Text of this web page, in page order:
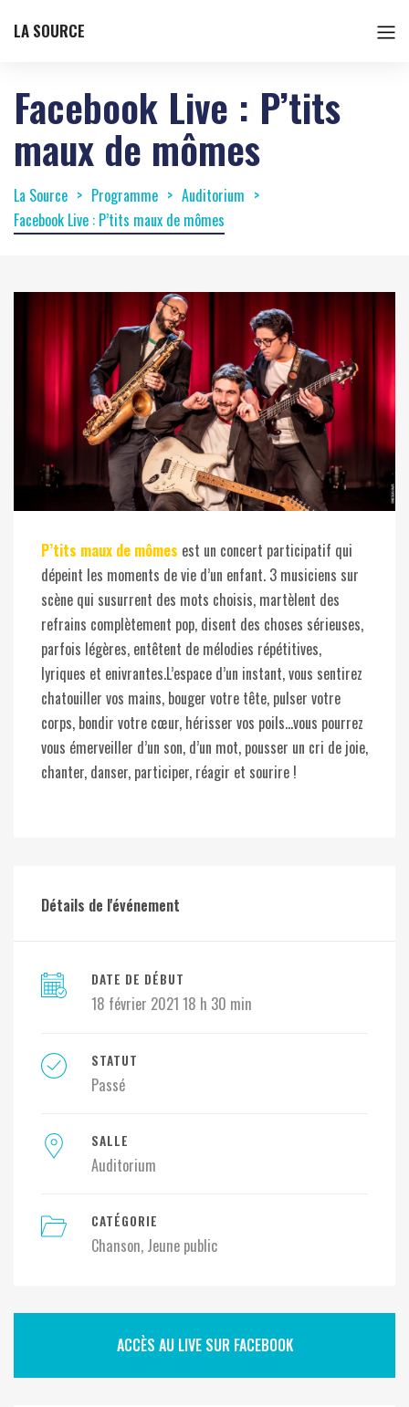
LA SOURCE
Facebook Live : P’tits
maux de mômes
La Source Programme
Auditorium
Facebook Live : P’tits maux de mômes
P’tits maux de mômes est un concert participatif qui
dépeint les moments de vie d’un enfant. 3 musiciens sur
scène qui susurrent des mots choisis, martèlent des
refrains complètement pop, disent des choses sérieuses,
parfois légères, entêtent de mélodies répétitives,
lyriques et enivrantes.L’espace d’un instant, vous sentirez
chatouiller vos mains, bouger votre tête, pulser votre
corps, bondir votre cœur, hérisser vos poils…vous pourrez
vous émerveiller d’un son, d’un mot, pousser un cri de joie,
chanter, danser, participer, réagir et sourire !
Détails de l'événement
DATE DE DÉBUT
18 février 2021 18 h 30 min
STATUT
Passé
SALLE
Auditorium
CATÉGORIE
Chanson Jeune public
ACCÈS AU LIVE SUR FACEBOOK